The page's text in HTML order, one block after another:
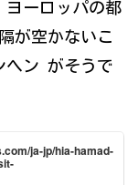
ヨーロッパの都
が空かないこ
ヘン がそうで
ja-jp/hia-hamad-